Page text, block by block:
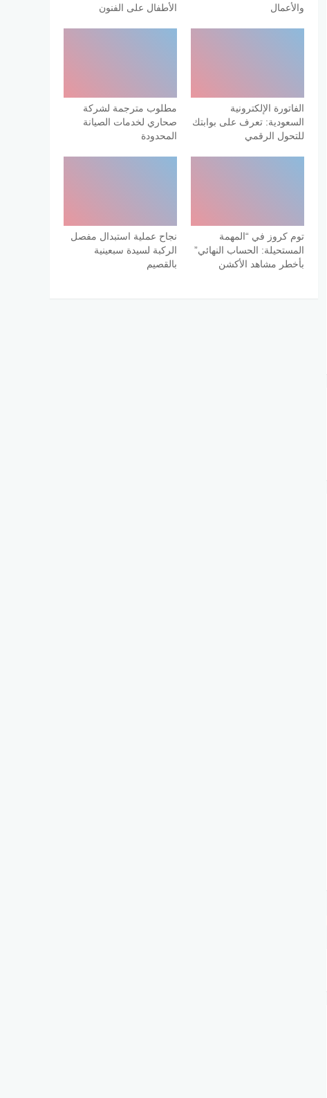
والأعمال
الأطفال على الفنون
الفاتورة الإلكترونية
السعودية: تعرف على بوابتك
للتحول الرقمي
مطلوب مترجمة لشركة
صحاري لخدمات الصيانة
المحدودة
توم كروز في “المهمة
المستحيلة: الحساب النهائي”
بأخطر مشاهد الأكشن
نجاح عملية استبدال مفصل
الركبة لسيدة سبعينية
بالقصيم